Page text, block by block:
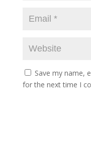
Save my name,
for the next time I